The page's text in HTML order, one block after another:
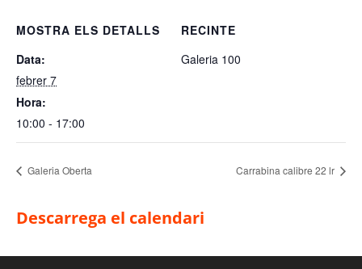
MOSTRA ELS DETALLS
Data:
febrer 7
Hora:
10:00 - 17:00
RECINTE
Galeria 100
Galeria Oberta Carrabina calibre 22 lr
Descarrega el calendari